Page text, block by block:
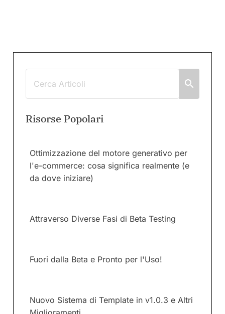
Risorse Popolari
Ottimizzazione del motore generativo per
l'e-commerce: cosa significa realmente (e
da dove iniziare)
Attraverso Diverse Fasi di Beta Testing
Fuori dalla Beta e Pronto per l'Uso!
Nuovo Sistema di Template in v1.0.3 e Altri